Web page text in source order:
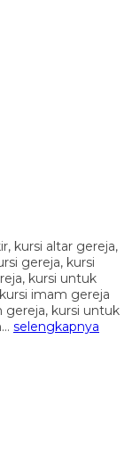
kursi altar gereja,
gereja, kursi
kursi untuk
imam gereja
gereja, kursi untuk
selengkapnya